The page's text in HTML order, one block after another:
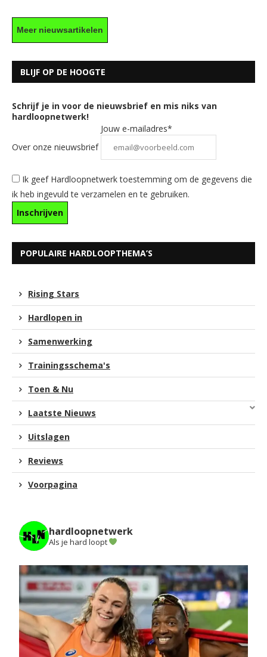
Meer nieuwsartikelen
BLIJF OP DE HOOGTE
Schrijf je in voor de nieuwsbrief en mis niks van
hardloopnetwerk!
Over onze nieuwsbrief
Jouw e-mailadres*
Ik geef Hardloopnetwerk toestemming om de gegevens die
ik heb ingevuld te verzamelen en te gebruiken.
POPULAIRE HARDLOOPTHEMA’S
Rising Stars
Hardlopen in
Samenwerking
Trainingsschema's
Toen & Nu
Laatste Nieuws
Uitslagen
Reviews
Voorpagina
hardloopnetwerk
Als je hard loopt